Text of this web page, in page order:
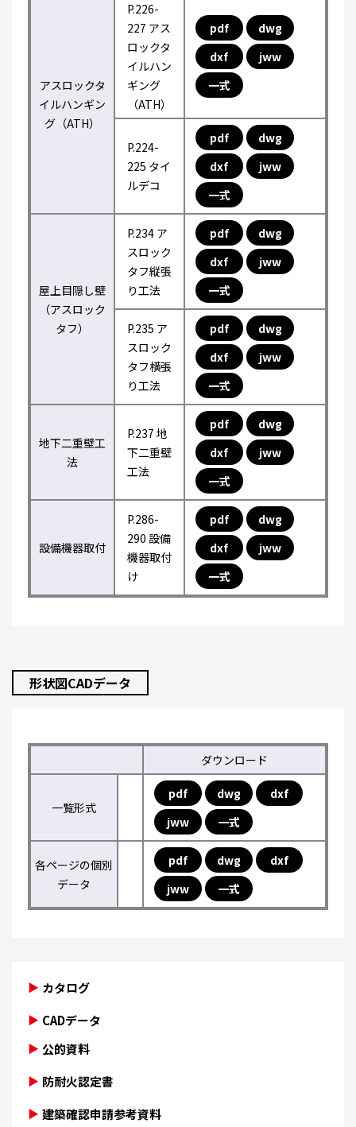
アスロックタ
イルハンギン
グ（ATH）
P.226-
227 アス
ロックタ
イルハン
ギング
（ATH）
pdf
dwg
dxf
jww
一式
P.224-
225 タイ
ルデコ
pdf
dwg
dxf
jww
一式
屋上目隠し壁
（アスロック
タフ）
P.234 ア
スロック
タフ縦張
り工法
pdf
dwg
dxf
jww
一式
P.235 ア
スロック
タフ横張
り工法
pdf
dwg
dxf
jww
一式
地下二重壁工
法
P.237 地
下二重壁
工法
pdf
dwg
dxf
jww
一式
設備機器取付
P.286-
290 設備
機器取付
け
pdf
dwg
dxf
jww
一式
形状図CADデータ
ダウンロード
一覧形式
pdf dwg
dxf
jww
一式
各ページの個別
データ
pdf dwg
dxf
jww
一式
カタログ
CADデータ
公的資料
防耐火認定書
建築確認申請参考資料